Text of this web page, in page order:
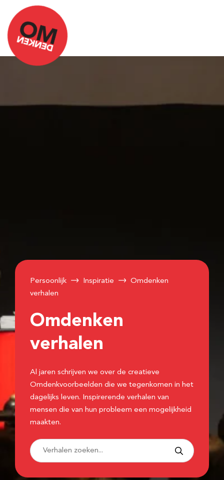
Persoonlijk Inspiratie
Omdenken
verhalen
Omdenken
verhalen
Al jaren schrijven we over de creatieve
Omdenkvoorbeelden die we tegenkomen in het
dagelijks leven. Inspirerende verhalen van
mensen die van hun probleem een mogelijkheid
maakten.